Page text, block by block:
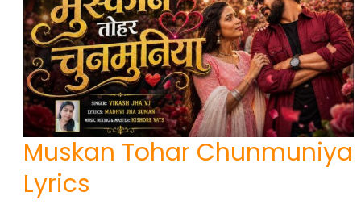
Muskan Tohar Chunmuniya
Lyrics